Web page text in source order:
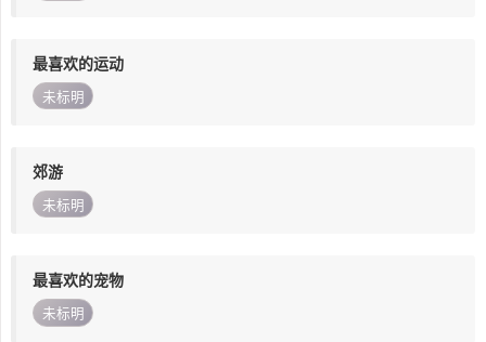
最喜欢的运动
未标明
郊游
未标明
最喜欢的宠物
未标明